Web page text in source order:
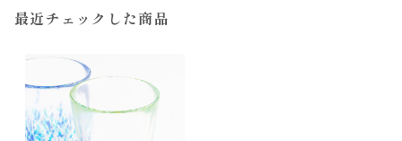
最近チェックした商品